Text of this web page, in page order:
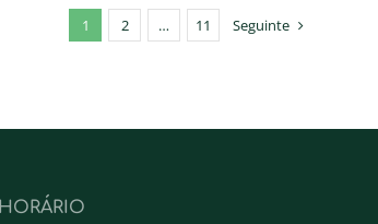
1 2 … 11 Seguinte
HORÁRIO